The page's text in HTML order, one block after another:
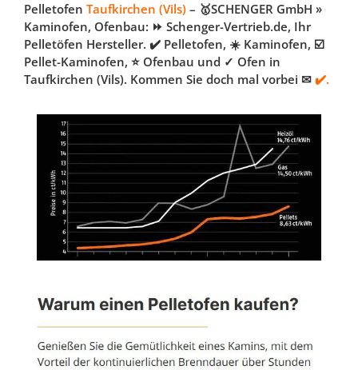
Pelletofen Taufkirchen (Vils) – 🥇SCHENGER GmbH »
Kaminofen, Ofenbau: ⏩ Schenger-Vertrieb.de, Ihr
Pelletöfen Hersteller. ✔️ Pelletofen, ☀️ Kaminofen, ☑️
Pellet-Kaminofen, ⭐ Ofenbau und ✓ Ofen in
Taufkirchen (Vils). Kommen Sie doch mal vorbei ✉ ✔️.